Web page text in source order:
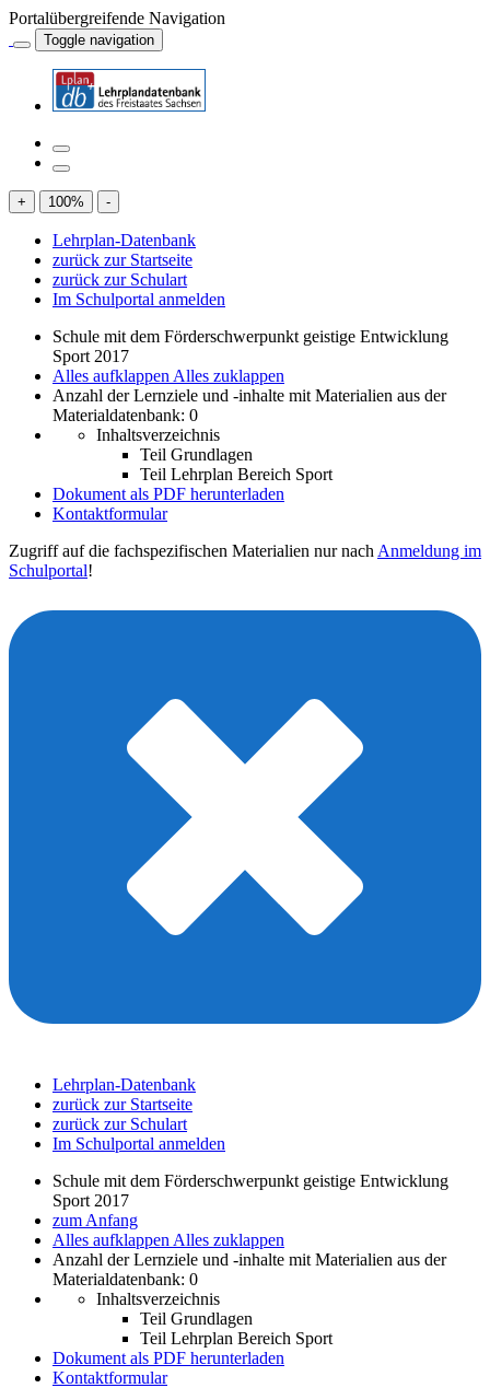
Portalübergreifende Navigation
Toggle navigation
+ 100% -
Lehrplan-Datenbank
zurück zur Startseite
zurück zur Schulart
Im Schulportal anmelden
Schule mit dem Förderschwerpunkt geistige Entwicklung
Sport 2017
Alles aufklappen Alles zuklappen
Anzahl der Lernziele und -inhalte mit Materialien aus der
Materialdatenbank: 0
Inhaltsverzeichnis
Teil Grundlagen
Teil Lehrplan Bereich Sport
Dokument als PDF herunterladen
Kontaktformular
Zugriff auf die fachspezifischen Materialien nur nach Anmeldung im
Schulportal!
Lehrplan-Datenbank
zurück zur Startseite
zurück zur Schulart
Im Schulportal anmelden
Schule mit dem Förderschwerpunkt geistige Entwicklung
Sport 2017
zum Anfang
Alles aufklappen Alles zuklappen
Anzahl der Lernziele und -inhalte mit Materialien aus der
Materialdatenbank: 0
Inhaltsverzeichnis
Teil Grundlagen
Teil Lehrplan Bereich Sport
Dokument als PDF herunterladen
Kontaktformular